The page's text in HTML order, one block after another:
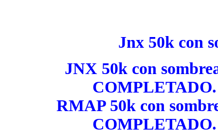
Jnx 50k con
JNX 50k con
RMAP 50k con